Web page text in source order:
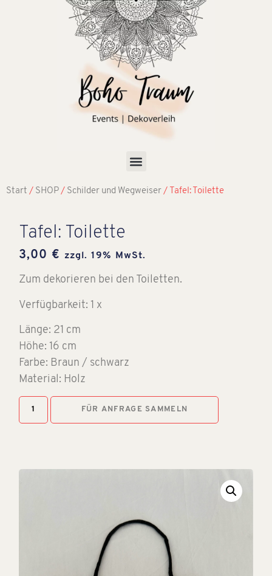
Start / SHOP / Schilder und Wegweiser / Tafel: Toilette
Tafel: Toilette
3,00 € zzgl. 19% MwSt.
Zum dekorieren bei den Toiletten.
Verfügbarkeit: 1 x
Länge: 21 cm
Höhe: 16 cm
Farbe: Braun / schwarz
Material: Holz
FÜR ANFRAGE SAMMELN